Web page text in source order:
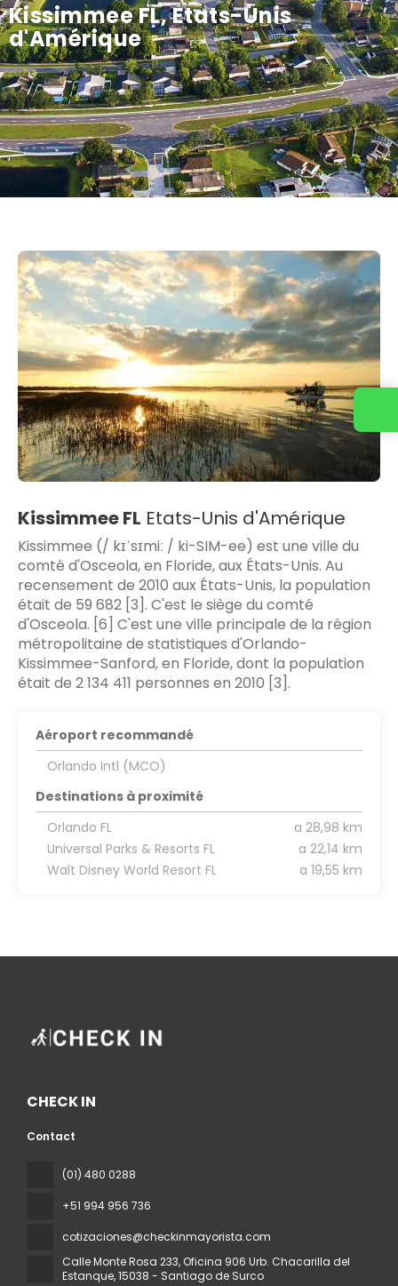
Kissimmee FL, Etats-Unis
d'Amérique
Kissimmee FL Etats-Unis d'Amérique
Kissimmee (/ kɪˈsɪmiː / ki-SIM-ee) est une ville du
comté d'Osceola, en Floride, aux États-Unis. Au
recensement de 2010 aux États-Unis, la population
était de 59 682 [3]. C'est le siège du comté
d'Osceola. [6] C'est une ville principale de la région
métropolitaine de statistiques d'Orlando-
Kissimmee-Sanford, en Floride, dont la population
était de 2 134 411 personnes en 2010 [3].
Aéroport recommandé
Orlando Intl (MCO)
Destinations à proximité
Orlando FL
a 28,98 km
Universal Parks & Resorts FL
a 22,14 km
Walt Disney World Resort FL
a 19,55 km
CHECK IN
Contact
(01) 480 0288
+51 994 956 736
cotizaciones@checkinmayorista.com
Calle Monte Rosa 233, Oficina 906 Urb. Chacarilla del
Estanque, 15038 - Santiago de Surco